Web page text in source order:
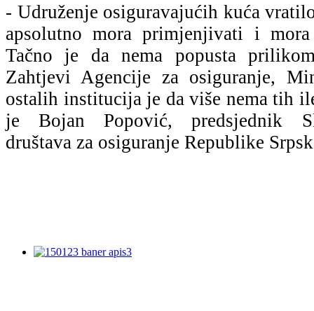
- Udruženje osiguravajućih kuća
apsolutno mora primjenjivati i
Tačno je da nema popusta
Zahtjevi Agencije za osiguranje,
ostalih institucija je da više nema tih
je Bojan Popović, predsjednik
društava za osiguranje Republike